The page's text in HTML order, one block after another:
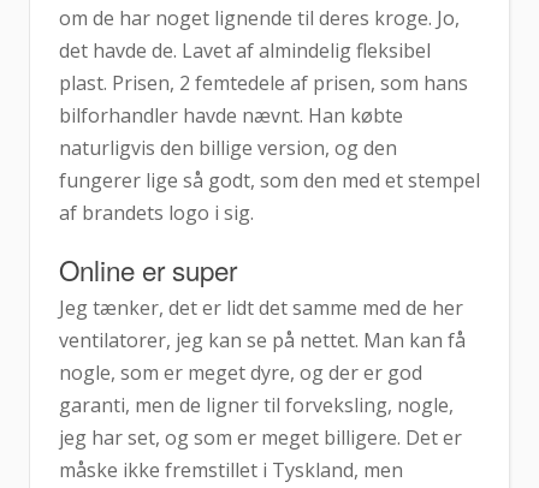
om de har noget lignende til deres kroge. Jo,
det havde de. Lavet af almindelig fleksibel
plast. Prisen, 2 femtedele af prisen, som hans
bilforhandler havde nævnt. Han købte
naturligvis den billige version, og den
fungerer lige så godt, som den med et stempel
af brandets logo i sig.
Online er super
Jeg tænker, det er lidt det samme med de her
ventilatorer, jeg kan se på nettet. Man kan få
nogle, som er meget dyre, og der er god
garanti, men de ligner til forveksling, nogle,
jeg har set, og som er meget billigere. Det er
måske ikke fremstillet i Tyskland, men